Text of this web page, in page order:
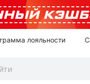
лояльности